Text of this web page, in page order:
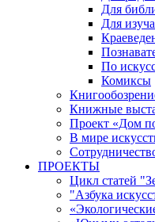
Для
Для
По
Комиксы
Книжные
Проект «Дом
В мире
ПРОЕКТЫ
Цикл статей
"Азбука